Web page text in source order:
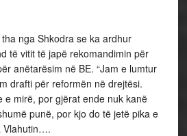
nga Shkodra se ka ardhur
të vitit të japë rekomandimin për
anëtarësim në BE. “Jam e lumtur
drafti për reformën në drejtësi.
e mirë, por gjërat ende nuk kanë
punë, por kjo do të jetë pika e
Vlahutin….